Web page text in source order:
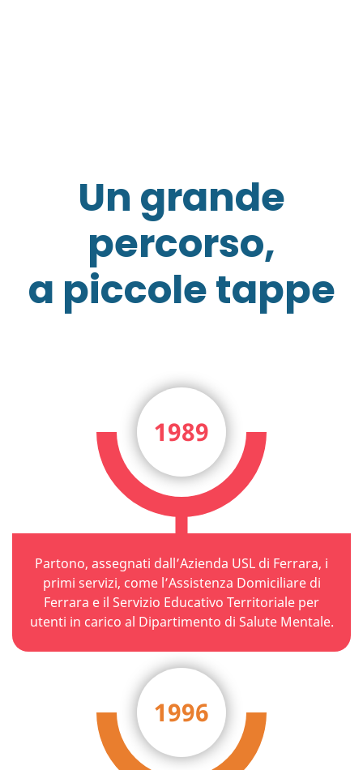
Un grande
percorso,
a piccole tappe
1989
Partono, assegnati dall’Azienda USL di Ferrara, i
primi servizi, come l’Assistenza Domiciliare di
Ferrara e il Servizio Educativo Territoriale per
utenti in carico al Dipartimento di Salute Mentale.
1996